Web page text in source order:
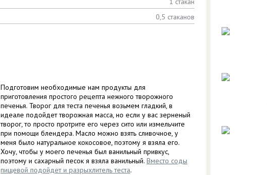
0,5 стаканов
Подготовим необходимые нам продукты для
приготовления простого рецепта нежного творожного
печенья. Творог для теста печенья возьмем гладкий, в
идеале подойдет творожная масса, но если у вас зерненый
творог, то просто протрите его через сито или измельчите
при помощи блендера. Масло можно взять сливочное, у
меня было натуральное кокосовое, поэтому я взяла его.
Хочу, чтобы у моего печенья был ванильный привкус,
поэтому и сахарный песок я взяла ванильный. Вместо соды
пищевой подойдет и разрыхлитель теста.